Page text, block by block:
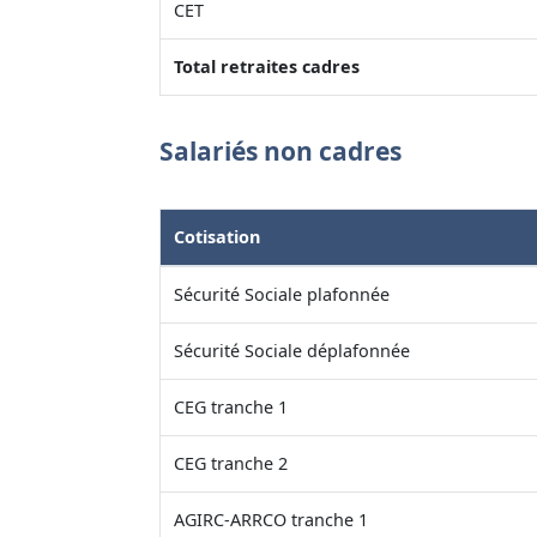
CET
Total retraites cadres
Salariés non cadres
Cotisation
Sécurité Sociale plafonnée
Sécurité Sociale déplafonnée
CEG tranche 1
CEG tranche 2
AGIRC-ARRCO tranche 1